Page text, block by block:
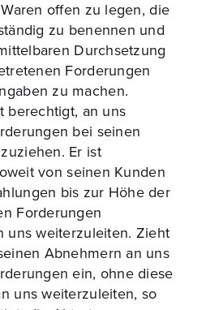
offen zu legen, die
zu benennen und
Durchsetzung
Forderungen
zu machen.
berechtigt, an uns
bei seinen
Er ist
von seinen Kunden
bis zur Höhe der
Forderungen
uns weiterzuleiten. Zieht
Abnehmern an uns
ein, ohne diese
uns weiterzuleiten, so